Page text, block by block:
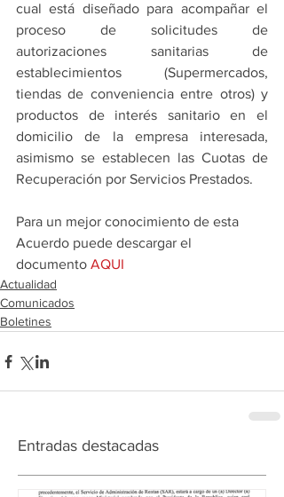
cual está diseñado para acompañar el
proceso de solicitudes de
autorizaciones sanitarias de
establecimientos (Supermercados,
tiendas de conveniencia entre otros) y
productos de interés sanitario en el
domicilio de la empresa interesada,
asimismo se establecen las Cuotas de
Recuperación por Servicios Prestados.
Para un mejor conocimiento de esta
Acuerdo puede descargar el
documento AQUI
Actualidad
Comunicados
Boletines
Entradas destacadas